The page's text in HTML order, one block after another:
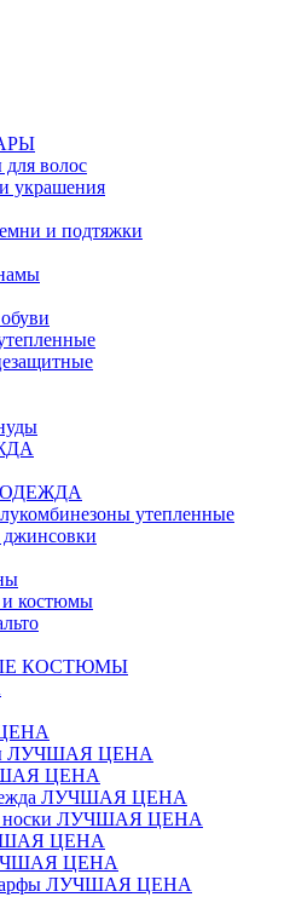
для волос
украшения
и подтяжки
утепленные
костюмы
КОСТЮМЫ
ЛУЧШАЯ ЦЕНА
ЦЕНА
ЛУЧШАЯ ЦЕНА
носки ЛУЧШАЯ ЦЕНА
ЦЕНА
ЦЕНА
ЛУЧШАЯ ЦЕНА